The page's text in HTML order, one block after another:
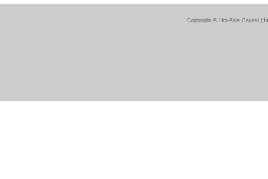
Copyright © Uni-Asia Capital